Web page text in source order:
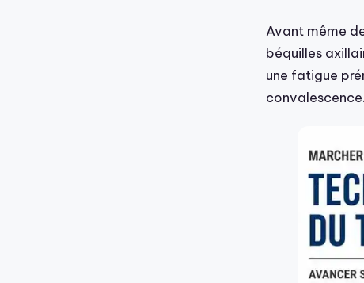
Avant même
béquilles
une fatigue
convalescence.